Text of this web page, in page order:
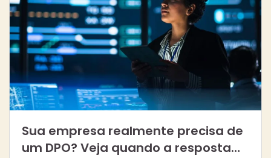
Sua empresa realmente precisa de
um DPO? Veja quando a resposta…